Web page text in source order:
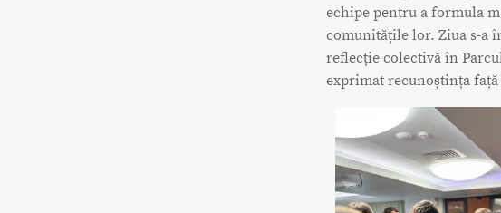
echipe pentru a formula
comunitățile lor. Ziua s-a
reflecție colectivă în
exprimat recunoștința